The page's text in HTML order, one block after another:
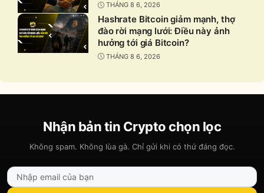
THÁNG 8 6, 2026
Hashrate Bitcoin giảm mạnh, thợ
đào rời mạng lưới: Điều này ảnh
hưởng tới giá Bitcoin?
THÁNG 8 6, 2026
Nhận bản tin Crypto chọn lọc
Không spam. Không lùa gà. Chỉ gửi khi có thứ đáng đọc.